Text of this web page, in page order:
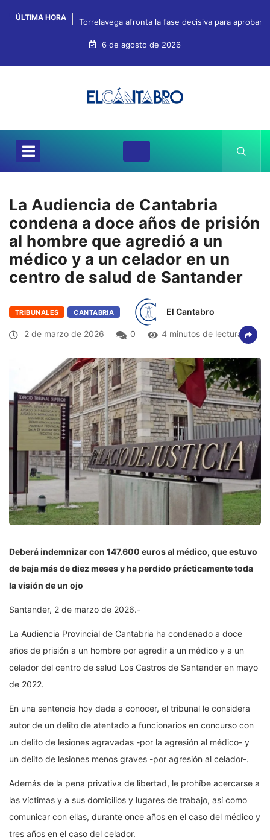
ÚLTIMA HORA Torrelavega afronta la fase decisiva para aprobar
6 de agosto de 2026
La Audiencia de Cantabria
condena a doce años de prisión
al hombre que agredió a un
médico y a un celador en un
centro de salud de Santander
TRIBUNALES CANTABRIA El Cantabro
2 de marzo de 2026 0 4 minutos de lectura
Deberá indemnizar con 147.600 euros al médico, que estuvo
de baja más de diez meses y ha perdido prácticamente toda
la visión de un ojo
Santander, 2 de marzo de 2026.-
La Audiencia Provincial de Cantabria ha condenado a doce
años de prisión a un hombre por agredir a un médico y a un
celador del centro de salud Los Castros de Santander en mayo
de 2022.
En una sentencia hoy dada a conocer, el tribunal le considera
autor de un delito de atentado a funcionarios en concurso con
un delito de lesiones agravadas -por la agresión al médico- y
un delito de lesiones menos graves -por agresión al celador-.
Además de la pena privativa de libertad, le prohíbe acercarse a
las víctimas y a sus domicilios y lugares de trabajo, así como
comunicar con ellas, durante once años en el caso del médico y
tres años en el caso del celador.